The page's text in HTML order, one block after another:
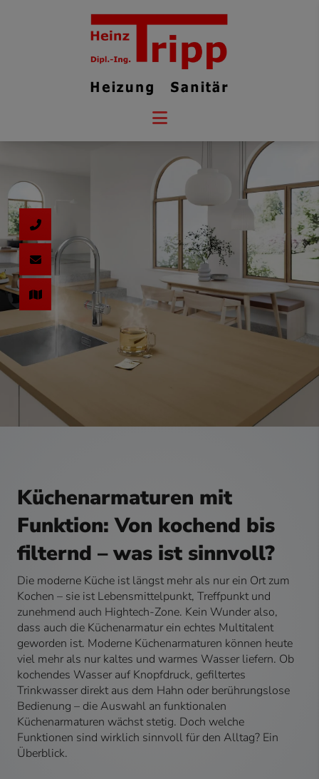
Küchenarmaturen mit
Funktion: Von kochend bis
filternd – was ist sinnvoll?
Die moderne Küche ist längst mehr als nur ein Ort zum
Kochen – sie ist Lebensmittelpunkt, Treffpunkt und
zunehmend auch Hightech-Zone. Kein Wunder also,
dass auch die Küchenarmatur ein echtes Multitalent
geworden ist. Moderne Küchenarmaturen können heute
viel mehr als nur kaltes und warmes Wasser liefern. Ob
kochendes Wasser auf Knopfdruck, gefiltertes
Trinkwasser direkt aus dem Hahn oder berührungslose
Bedienung – die Auswahl an funktionalen
Küchenarmaturen wächst stetig. Doch welche
Funktionen sind wirklich sinnvoll für den Alltag? Ein
Überblick.